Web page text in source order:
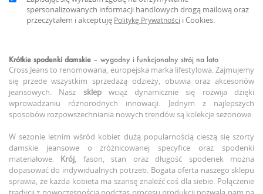
spersonalizowanych informacji handlowych drogą mailową oraz
przeczytałem i akceptuję Politykę Prywatności i Cookies.
Krótkie spodenki damskie – wygodny i funkcjonalny strój na lato
Cross Jeans to renomowana, europejska marka lifestylowa. Zajmujemy
się przede wszystkim sprzedażą odzieży, obuwia oraz akcesoriów
jeansowych. Nasz sklepwciąż dynamicznie się rozwija dzięki
wprowadzaniu różnorodnych innowacji. Jednym z najlepszych
sposobów rozpowszechniania nowych trendów są kolekcje sezonowe.
W sezonie letnim wśród kobiet dużą popularnością cieszą się szorty
damskie jeansowe o zróżnicowanej specyfice oraz spodenki
materiałowe. Krój , fason, stan oraz długość spodenek można
dopasować do indywidualnych potrzeb. Bogata oferta naszego sklepu
sprawia, że każda kobieta ma szansę znaleźć coś dla siebie. Połączenie